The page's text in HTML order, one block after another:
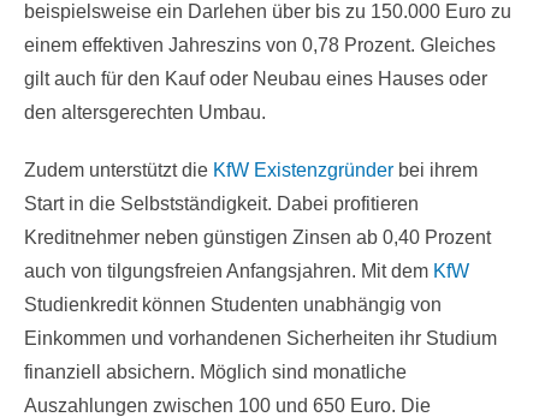
beispielsweise ein Darlehen über bis zu 150.000 Euro zu
einem effektiven Jahreszins von 0,78 Prozent. Gleiches
gilt auch für den Kauf oder Neubau eines Hauses oder
den altersgerechten Umbau.
Zudem unterstützt die KfW Existenzgründer bei ihrem
Start in die Selbstständigkeit. Dabei profitieren
Kreditnehmer neben günstigen Zinsen ab 0,40 Prozent
auch von tilgungsfreien Anfangsjahren. Mit dem KfW
Studienkredit können Studenten unabhängig von
Einkommen und vorhandenen Sicherheiten ihr Studium
finanziell absichern. Möglich sind monatliche
Auszahlungen zwischen 100 und 650 Euro. Die